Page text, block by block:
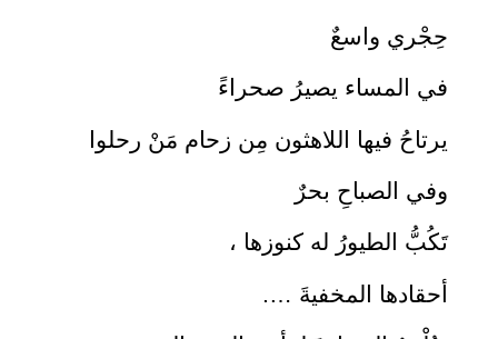
حِجْري واسعٌ
في المساء يصيرُ صحراءً
يرتاحُ فيها اللاهثون مِن زحام مَنْ رحلوا
وفي الصباحِ بحرٌ
تَكُبُّ الطيورُ له كنوزها ،
أحقادها المخفيةَ ….